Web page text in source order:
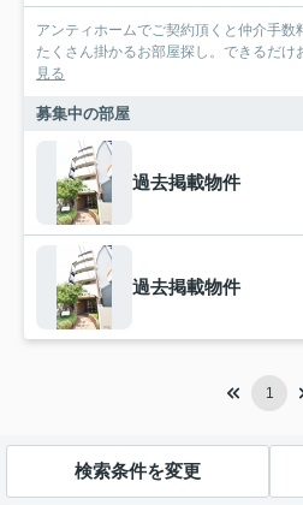
アンティホームでご契約頂くと仲介手
たくさん掛かるお部屋探し。できるだけ
見る
募集中の部屋
過去掲載物件
過去掲載物件
1
検索条件を変更